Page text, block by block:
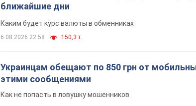
ближайшие дни
Каким будет курс валюты в обменниках
6.08.2026 22:58 150,3 т.
Украинцам обещают по 850 грн от
этими сообщениями
Как не попасть в ловушку мошенников